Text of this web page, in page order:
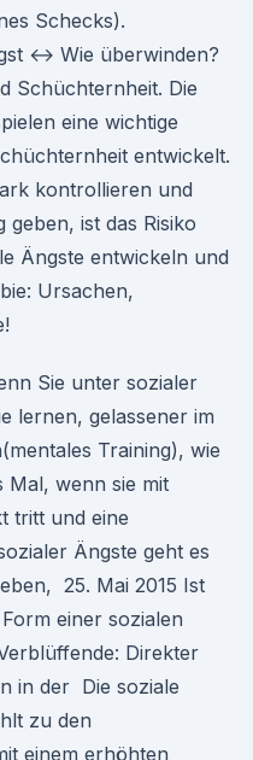
Schecks).
↔ Wie überwinden?
Schüchternheit. Die
eine wichtige
entwickelt.
kontrollieren und
ist das Risiko
Ängste entwickeln und
Ursachen,
Sie unter sozialer
lernen, gelassener im
Training), wie
Mal, wenn sie mit
tritt und eine
Ängste geht es
25. Mai 2015 Ist
einer sozialen
Direkter
in der Die soziale
zu den
einem erhöhten